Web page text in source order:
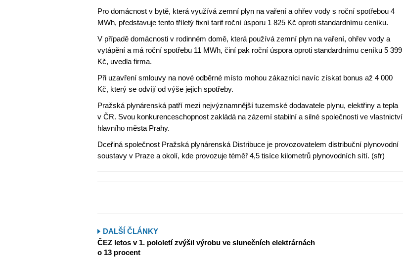
Pro domácnost v bytě, která využívá zemní plyn na vaření a ohřev vody s roční spotřebou 4
MWh, představuje tento tříletý fixní tarif roční úsporu 1 825 Kč oproti standardnímu ceníku.
V případě domácnosti v rodinném domě, která používá zemní plyn na vaření, ohřev vody a
vytápění a má roční spotřebu 11 MWh, činí pak roční úspora oproti standardnímu ceníku 5 399
Kč, uvedla firma.
Při uzavření smlouvy na nové odběrné místo mohou zákazníci navíc získat bonus až 4 000
Kč, který se odvíjí od výše jejich spotřeby.
Pražská plynárenská patří mezi nejvýznamnější tuzemské dodavatele plynu, elektřiny a tepla
v ČR. Svou konkurenceschopnost zakládá na zázemí stabilní a silné společnosti ve vlastnictví
hlavního města Prahy.
Dceřiná společnost Pražská plynárenská Distribuce je provozovatelem distribuční plynovodní
soustavy v Praze a okolí, kde provozuje téměř 4,5 tisíce kilometrů plynovodních sítí. (sfr)
DALŠÍ ČLÁNKY
ČEZ letos v 1. pololetí zvýšil výrobu ve slunečních elektrárnách
o 13 procent